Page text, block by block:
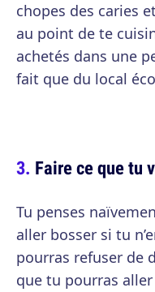
chopes des caries
au point de te
achetés dans une
fait que du local
Faire ce que tu
Tu penses
aller bosser si tu
pourras refuser de
que tu pourras